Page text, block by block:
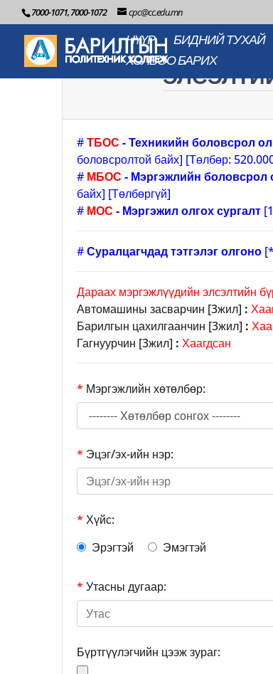
7000-1071, 7000-1072 cpc@cc.edu.mn
НҮҮР БИДНИЙ ТУХАЙ
ХОЛБОО БАРИХ
#ТБОС - Техникийн боловсрол
боловсролтой байх] [Төлбөр:
# МБОС - Мэргэжлийн боловсрол
байх] [Төлбөргүй]
# МОС - Мэргэжил олгох сургалт
#Суралцагчдад тэтгэлэг олгоно
Дараах мэргэжлүүдийн элсэлтийн
Автомашины засварчин [3жил] :
Барилгын цахилгаанчин [3жил] :
Гагнуурчин [3жил] :Хаагдсан
* Мэргэжлийн хөтөлбөр:
* Эцэг/эх-ийн нэр:
* Хүйс:
Эрэгтэй
Эмэгтэй
* Утасны дугаар:
Бүртгүүлэгчийн цээж зураг: